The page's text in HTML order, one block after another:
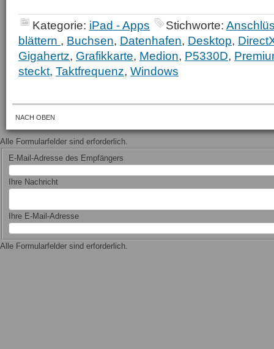
Kategorie: iPad - Apps Stichworte:
blättern , Buchsen, Datenhafen, Desktop,
Gigahertz, Grafikkarte, Medion, P5330D,
steckt, Taktfrequenz, Windows
NACH OBEN
Alle Formularfelder sind erforderlich.
E-Mail-Adresse des Empfängers
Ihre Nachricht
Ihre E-Mail-Adresse
Alle Formularfelder sind erforderlich.